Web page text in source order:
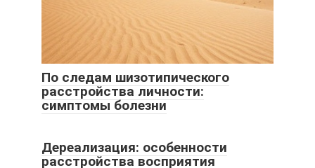
По следам шизотипического
расстройства личности:
симптомы болезни
Дереализация: особенности
расстройства восприятия